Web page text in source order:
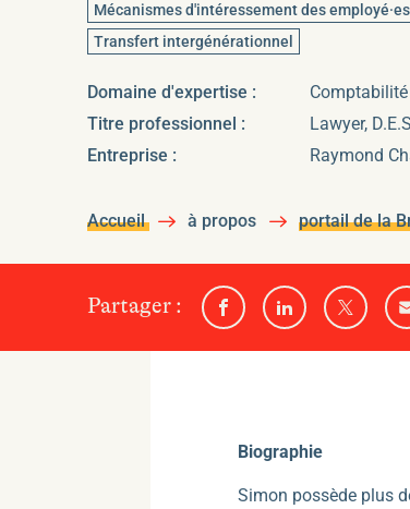
Mécanismes d'intéressement des
Transfert intergénérationnel
Domaine d'expertise :
Titre professionnel :
Lawyer,
Entreprise :
Raymond
Accueil à propos portail de la
Partagersur
des
:
Partager
sur
Facebook
Partager
sur
Linkedin
Partager
sur
Twitter
Biographie
Simon possède plus